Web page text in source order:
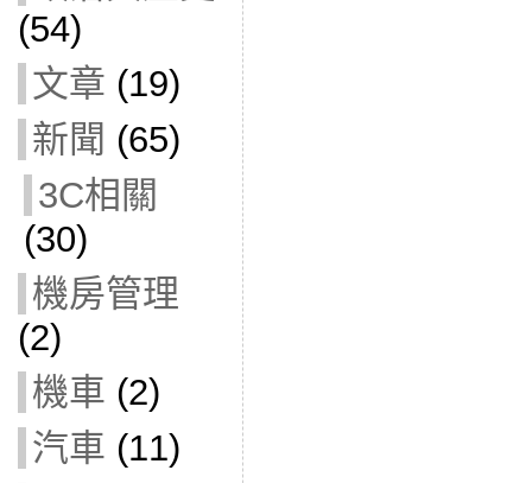
(54)
文章 (19)
新聞 (65)
3C相關
(30)
機房管理
(2)
機車 (2)
汽車 (11)